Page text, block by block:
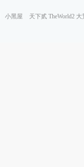
小黑屋 天下贰 TheWorld2 大